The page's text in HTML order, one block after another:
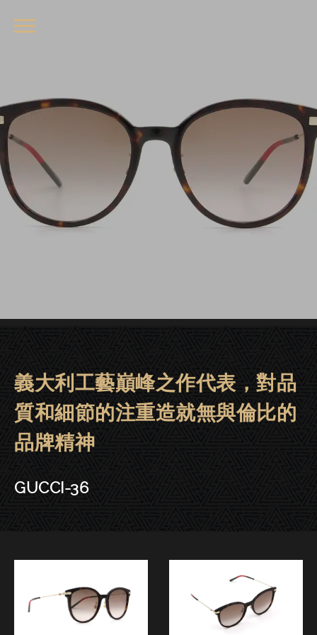
GUCCI眼鏡 | 晶華．東門．台中
義大利工藝巔峰之作代表，對品
質和細節的注重造就無與倫比的
品牌精神
GUCCI-36